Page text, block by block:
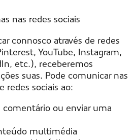
nas redes sociais
connosco através de redes
YouTube, Instagram,
etc.), receberemos
suas. Pode comunicar nas
redes sociais ao:
comentário ou enviar uma
multimédia